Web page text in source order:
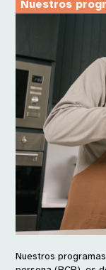
Nuestros
Nuestros